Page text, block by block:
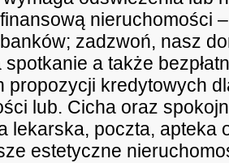
nieruchomości
zadzwoń, nasz
spotkanie a także
propozycji kredytowych
lub. Cicha oraz
lekarska, poczta, apteka
estetyczne